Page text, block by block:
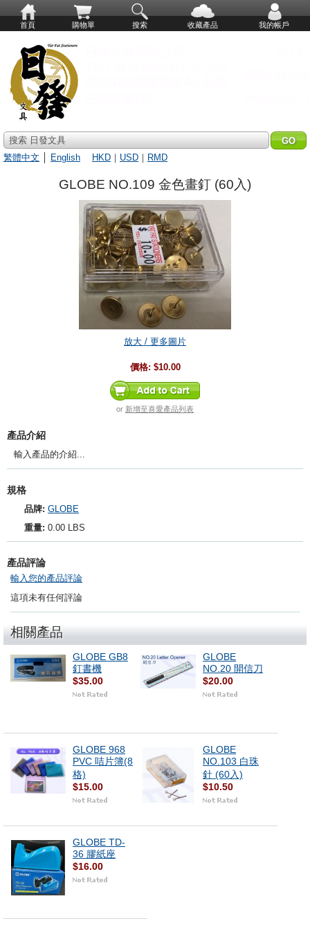
首頁 購物單 搜索 收藏產品 我的帳戶
搜索 日發文具
繁體中文
English HKD ｜ USD ｜ RMD
GLOBE NO.109 金色畫釘 (60入)
放大 / 更多圖片
價格: $10.00
or 新增至喜愛產品列表
產品介紹
輸入產品的介紹...
規格
品牌: GLOBE
重量: 0.00 LBS
產品評論
輸入您的產品評論
這項未有任何評論
相關產品
GLOBE GB8
釘書機
$35.00
GLOBE
NO.20 開信刀
$20.00
GLOBE 968
PVC 咭片簿(8
格)
$15.00
GLOBE
NO.103 白珠
針 (60入)
$10.50
GLOBE TD-
36 膠紙座
$16.00